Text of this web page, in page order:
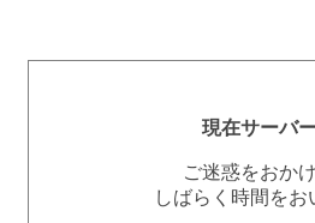
現在サーバ
ご迷惑をおか
しばらく時間を